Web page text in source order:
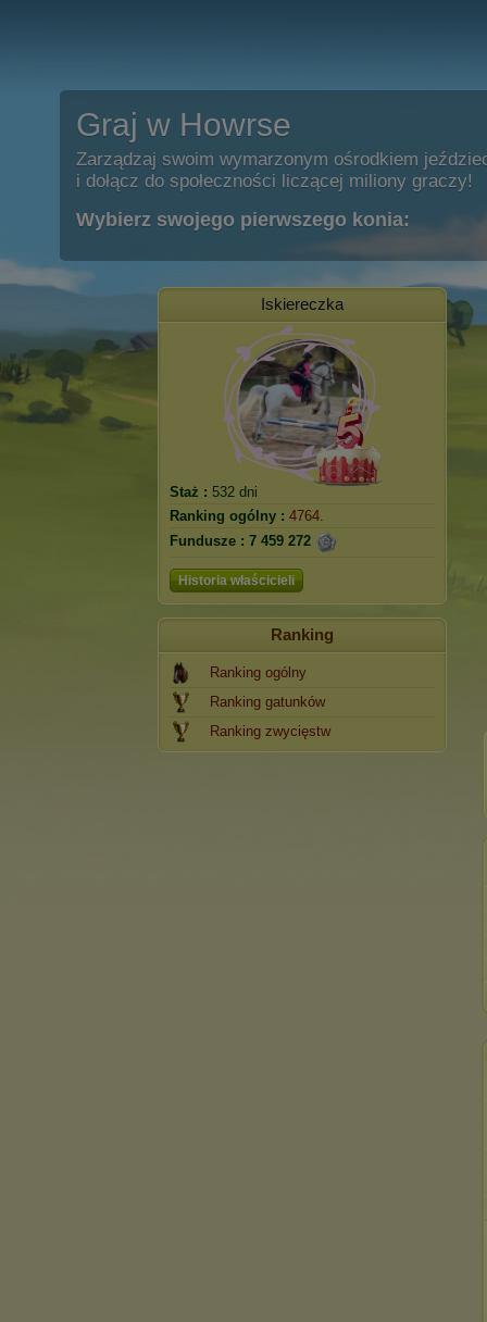
Graj w Howrse
Zarządzaj swoim wymarzonym ośrodkiem
i dołącz do społeczności liczącej miliony graczy!
Wybierz swojego pierwszego konia:
Iskiereczka
Staż : 532 dni
Ranking ogólny : 4764.
Fundusze : 7 459 272
Historia właścicieli
Ranking
Ranking ogólny
Ranking gatunków
Ranking zwycięstw